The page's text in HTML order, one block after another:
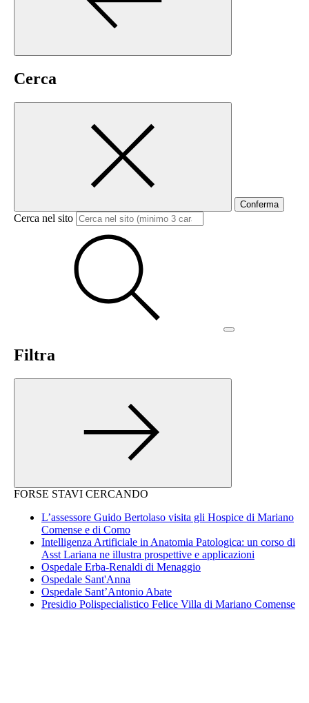
Cerca
Conferma
Cerca nel sito
Filtra
FORSE STAVI CERCANDO
L’assessore Guido Bertolaso visita gli Hospice di Mariano
Comense e di Como
Intelligenza Artificiale in Anatomia Patologica: un corso di
Asst Lariana ne illustra prospettive e applicazioni
Ospedale Erba-Renaldi di Menaggio
Ospedale Sant'Anna
Ospedale Sant’Antonio Abate
Presidio Polispecialistico Felice Villa di Mariano Comense